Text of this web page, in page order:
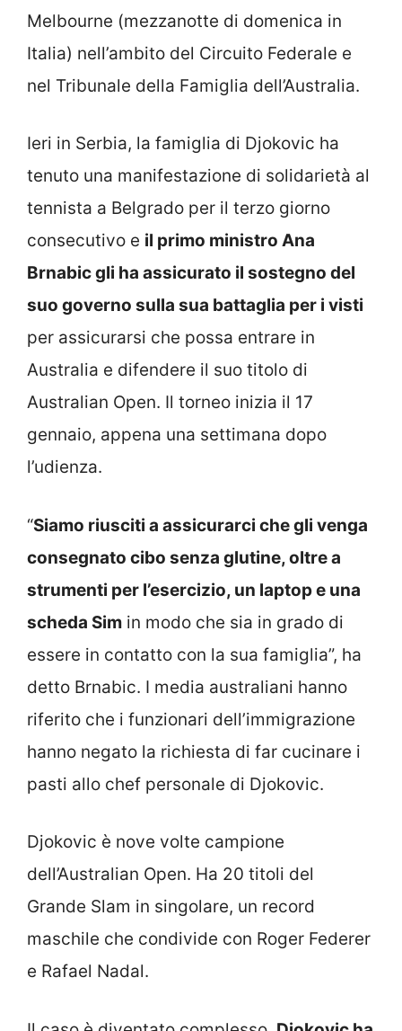
Melbourne (mezzanotte di domenica in
Italia) nell’ambito del Circuito Federale e
nel Tribunale della Famiglia dell’Australia.
Ieri in Serbia, la famiglia di Djokovic ha
tenuto una manifestazione di solidarietà al
tennista a Belgrado per il terzo giorno
consecutivo e il primo ministro Ana
Brnabic gli ha assicurato il sostegno del
suo governo sulla sua battaglia per i visti
per assicurarsi che possa entrare in
Australia e difendere il suo titolo di
Australian Open. Il torneo inizia il 17
gennaio, appena una settimana dopo
l’udienza.
“Siamo riusciti a assicurarci che gli venga
consegnato cibo senza glutine, oltre a
strumenti per l’esercizio, un laptop e una
scheda Sim in modo che sia in grado di
essere in contatto con la sua famiglia”, ha
detto Brnabic. I media australiani hanno
riferito che i funzionari dell’immigrazione
hanno negato la richiesta di far cucinare i
pasti allo chef personale di Djokovic.
Djokovic è nove volte campione
dell’Australian Open. Ha 20 titoli del
Grande Slam in singolare, un record
maschile che condivide con Roger Federer
e Rafael Nadal.